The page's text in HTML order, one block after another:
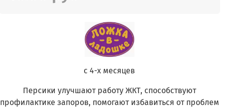
с 4-х месяцев
Персики улучшают работу ЖКТ, способствуют
профилактике запоров, помогают избавиться от проблем